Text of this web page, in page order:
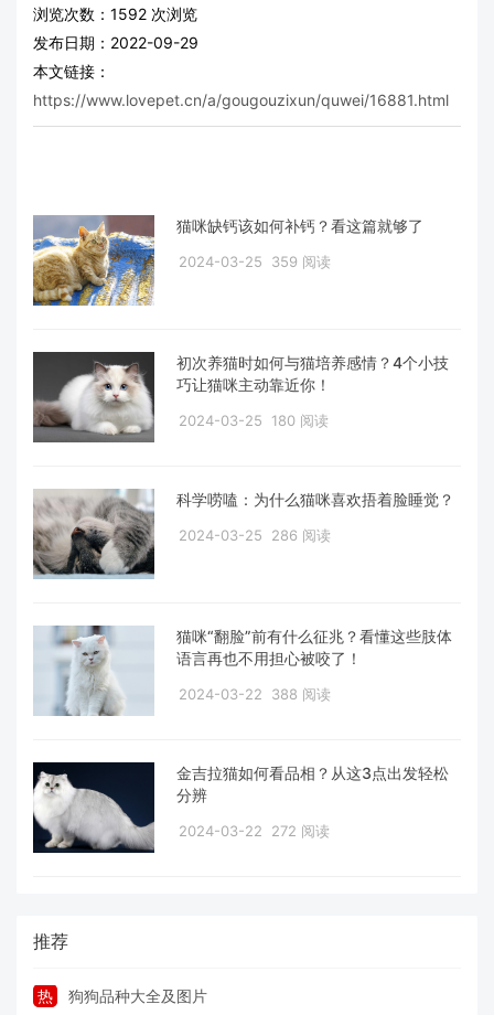
浏览次数： 1592 次浏览
发布日期：2022-09-29
本文链接：
https://www.lovepet.cn/a/gougouzixun/quwei/16881.html
猫咪缺钙该如何补钙？看这篇就够了
2024-03-25 359 阅读
初次养猫时如何与猫培养感情？4个小技
巧让猫咪主动靠近你！
2024-03-25 180 阅读
科学唠嗑：为什么猫咪喜欢捂着脸睡觉？
2024-03-25 286 阅读
猫咪“翻脸”前有什么征兆？看懂这些肢体
语言再也不用担心被咬了！
2024-03-22 388 阅读
金吉拉猫如何看品相？从这3点出发轻松
分辨
2024-03-22 272 阅读
推荐
热 狗狗品种大全及图片